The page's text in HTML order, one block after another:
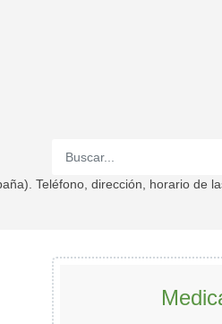
Teléfono, dirección, horario de